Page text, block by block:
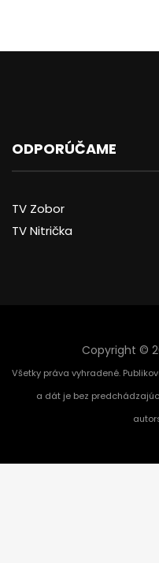
ODPORÚČAME
TV Zobor
TV Nitrička
Copyright ©
Všetky práva vyhradené.
a dát je bez